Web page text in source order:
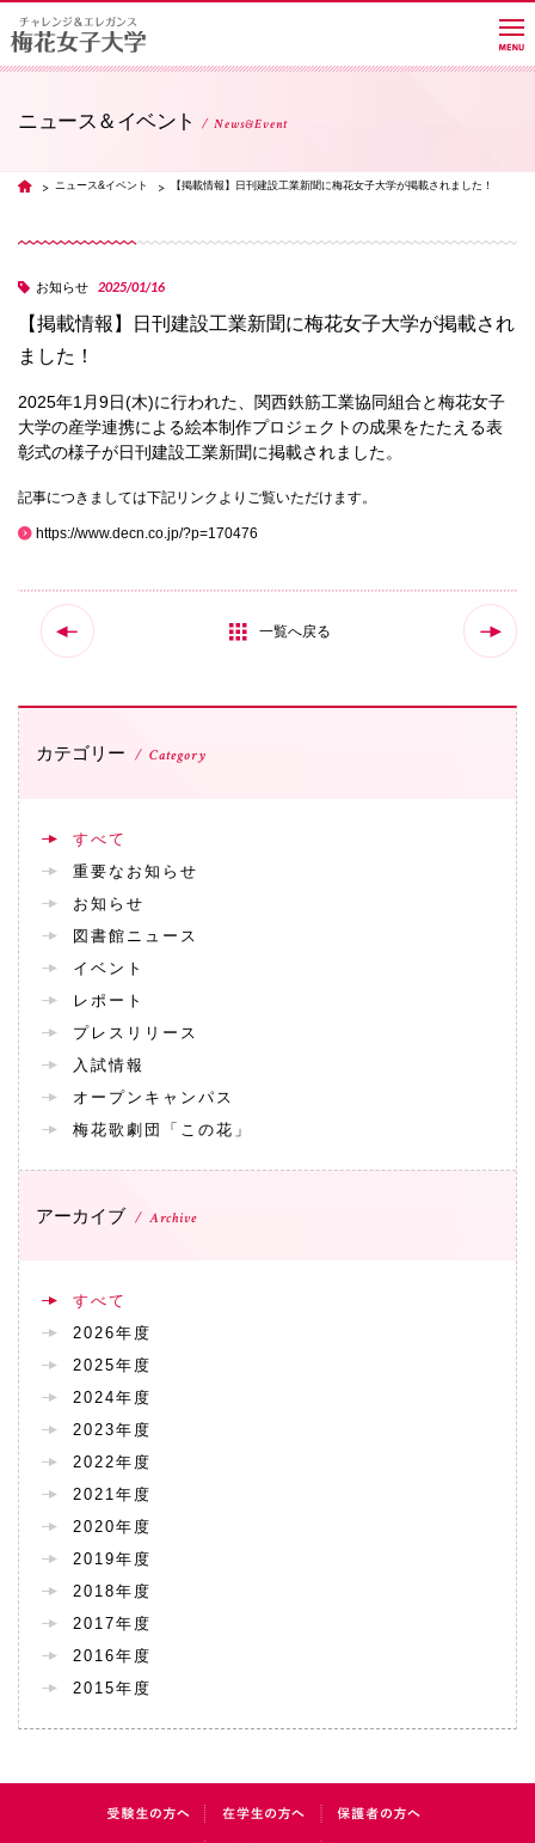
学部・学科・大学院
教員紹介サイト
キャンパスライフ
進路・就職
産学連携
入試情報
交通アクセス
072-643-6566
お問い合わせ
BCCS
ニュース＆イベント News&Event
TOP ニュース&イベント 【掲載情報】日刊建設工業新聞に梅花女子大学が掲載されました！
お知らせ 2025/01/16
【掲載情報】日刊建設工業新聞に梅花女子大学が掲載され
ました！
2025年1月9日(木)に行われた、関西鉄筋工業協同組合と梅花女子
大学の産学連携による絵本制作プロジェクトの成果をたたえる表
彰式の様子が日刊建設工業新聞に掲載されました。
記事につきましては下記リンクよりご覧いただけます。
https://www.decn.co.jp/?p=170476
一覧へ戻る
カテゴリー Category
すべて
重要なお知らせ
お知らせ
図書館ニュース
イベント
レポート
プレスリリース
入試情報
オープンキャンパス
梅花歌劇団「この花」
アーカイブ Archive
すべて
2026年度
2025年度
2024年度
2023年度
2022年度
2021年度
2020年度
2019年度
2018年度
2017年度
2016年度
2015年度